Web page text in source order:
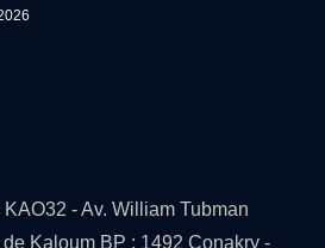
- Av. William Tubman
Kaloum BP : 1492 Conakry -